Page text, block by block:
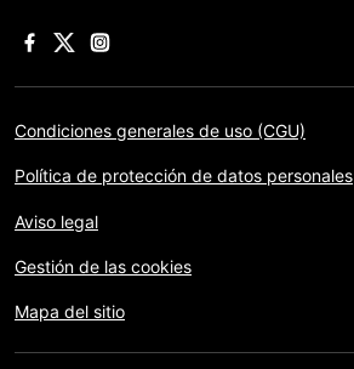
Condiciones generales de uso (CGU)
Política de protección de datos personales
Aviso legal
Gestión de las cookies
Mapa del sitio